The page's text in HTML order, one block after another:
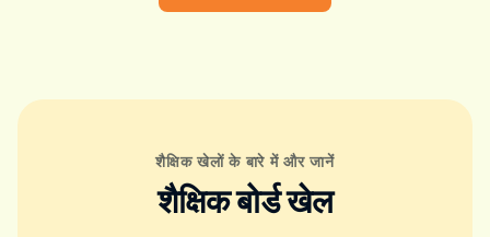
शैक्षिक खेलों के बारे में और जानें
शैक्षिक बोर्ड खेल